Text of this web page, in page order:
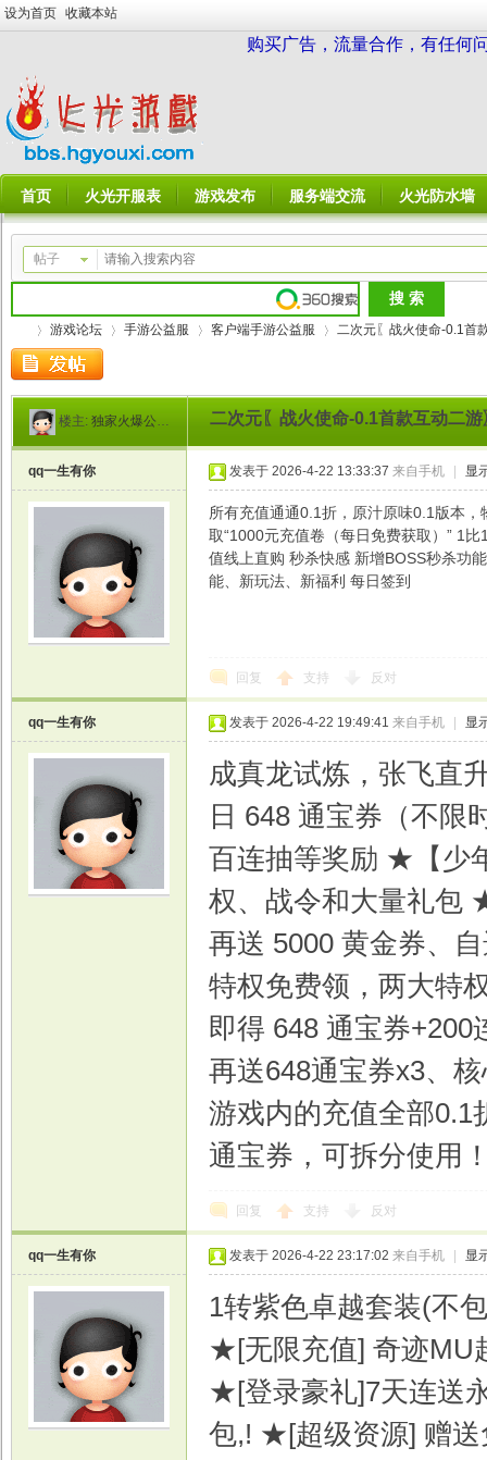
设为首页 收藏本站
购买广告，流量合作，有任何
首页 火光开服表 游戏发布 服务端交流 火光防水墙
帖子
»
游戏论坛
›
手游公益服 客户端手游公益服
›
二次元〖战火使命-0.1首
楼主: 独家火爆公益服 二次元〖战火使命-0.1首款互动二
qq一生有你 发表于 2026-4-22 13:33:37 来自手机 显
所有充值通通0.1折，原汁原味0.1版本
取“1000元充值卷（每日免费获取）” 1
值线上直购 秒杀快感 新增BOSS秒杀功
能、新玩法、新福利 每日签到
回复 支持 反对
qq一生有你 发表于 2026-4-22 19:49:41 来自手机 显
成真龙试炼，张飞直
日 648 通宝券（不限
百连抽等奖励 ★【少
权、战令和大量礼包
再送 5000 黄金券、
特权免费领，两大特
即得 648 通宝券
再送648通宝券x3、
游戏内的充值全部0.1
通宝券，可拆分使用
回复 支持 反对
qq一生有你 发表于 2026-4-22 23:17:02 来自手机 显
1转紫色卓越套装(不
★[无限充值] 奇迹MU
★[登录豪礼]7天连送
包,! ★[超级资源] 赠送